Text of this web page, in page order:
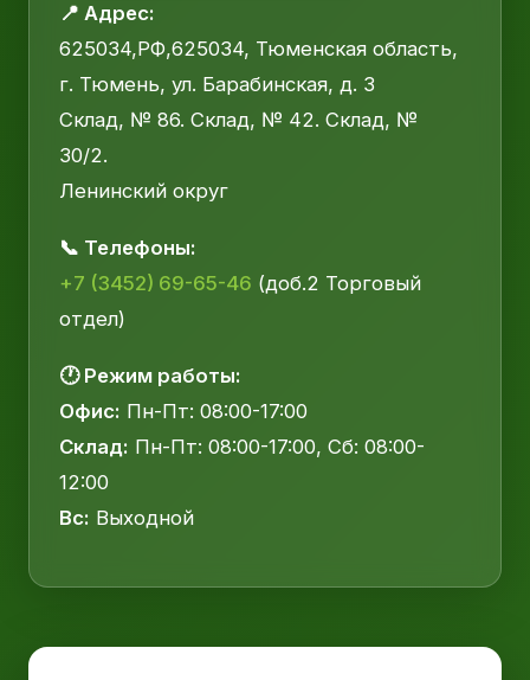
📍 Адрес:
625034,РФ,625034, Тюменская область,
г. Тюмень, ул. Барабинская, д. 3
Склад, № 86. Склад, № 42. Склад, №
30/2.
Ленинский округ
📞 Телефоны:
+7 (3452) 69-65-46 (доб.2 Торговый
отдел)
🕐 Режим работы:
Офис: Пн-Пт: 08:00-17:00
Склад: Пн-Пт: 08:00-17:00, Сб: 08:00-
12:00
Вс: Выходной